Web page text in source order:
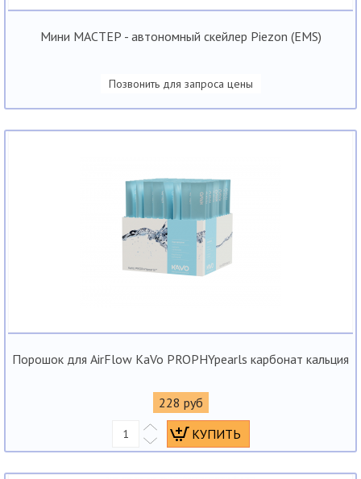
Мини МАСТЕР - автономный скейлер Piezon (EMS)
Позвонить для запроса цены
Порошок для AirFlow KaVo PROPHYpearls карбонат кальция
228 руб